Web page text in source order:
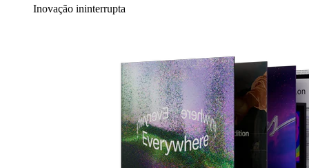
Inovação ininterrupta